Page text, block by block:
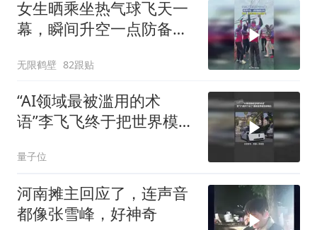
女生晒乘坐热气球飞天一
幕，瞬间升空一点防备都
无限鹤壁 82跟贴
“AI领域最被滥用的术
语”李飞飞终于把世界模型
量子位
河南摊主回应了，连声音
都像张雪峰，好神奇